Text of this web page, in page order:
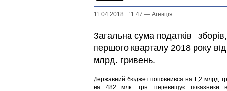
11.04.2018 11:47 — Агенцiя
Загальна сума податків і
першого кварталу 2018 року
млрд. гривень.
Державний бюджет поповнився на 1,2 млрд.
на 482 млн. грн. перевищує показники